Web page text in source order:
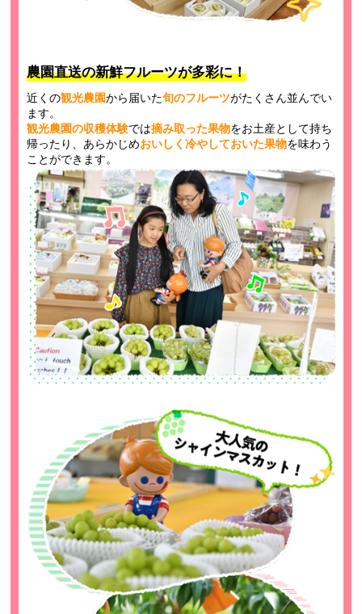
農園直送の新鮮フルーツが多彩に！
近くの観光農園から届いた旬のフルーツがたくさん並んでい
ます。
観光農園の収穫体験では摘み取った果物をお土産として持ち
帰ったり、あらかじめおいしく冷やしておいた果物を味わう
ことができます。